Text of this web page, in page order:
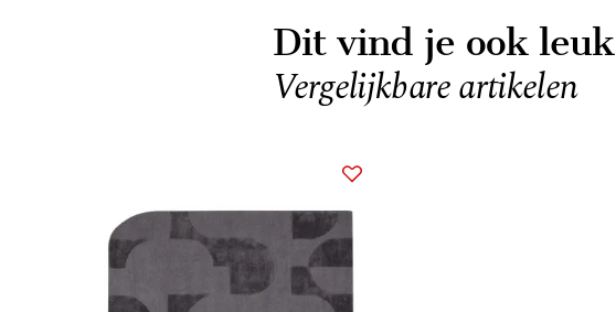
Dit vind je ook leuk
Vergelijkbare artikelen